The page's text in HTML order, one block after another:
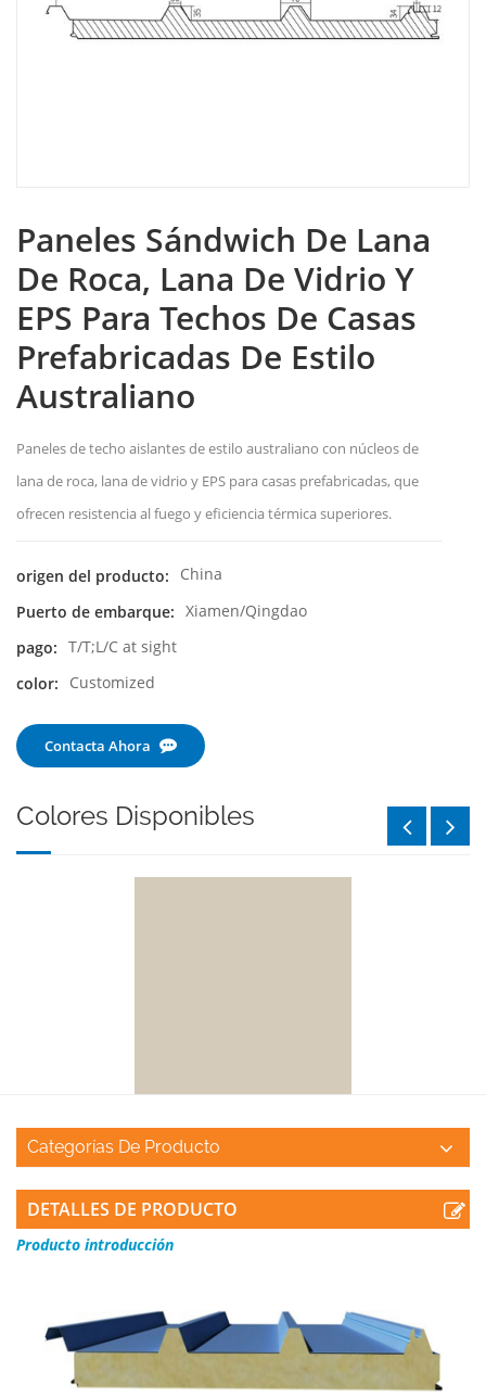
Paneles Sándwich De Lana
De Roca, Lana De Vidrio Y
EPS Para Techos De Casas
Prefabricadas De Estilo
Australiano
Paneles de techo aislantes de estilo australiano con núcleos de
lana de roca, lana de vidrio y EPS para casas prefabricadas, que
ofrecen resistencia al fuego y eficiencia térmica superiores.
origen del producto:
China
Puerto de embarque: Xiamen/Qingdao
pago: T/T;L/C at sight
color:
Customized
Contacta Ahora
Colores Disponibles
Categorías De Producto
DETALLES DE PRODUCTO
Producto introducción